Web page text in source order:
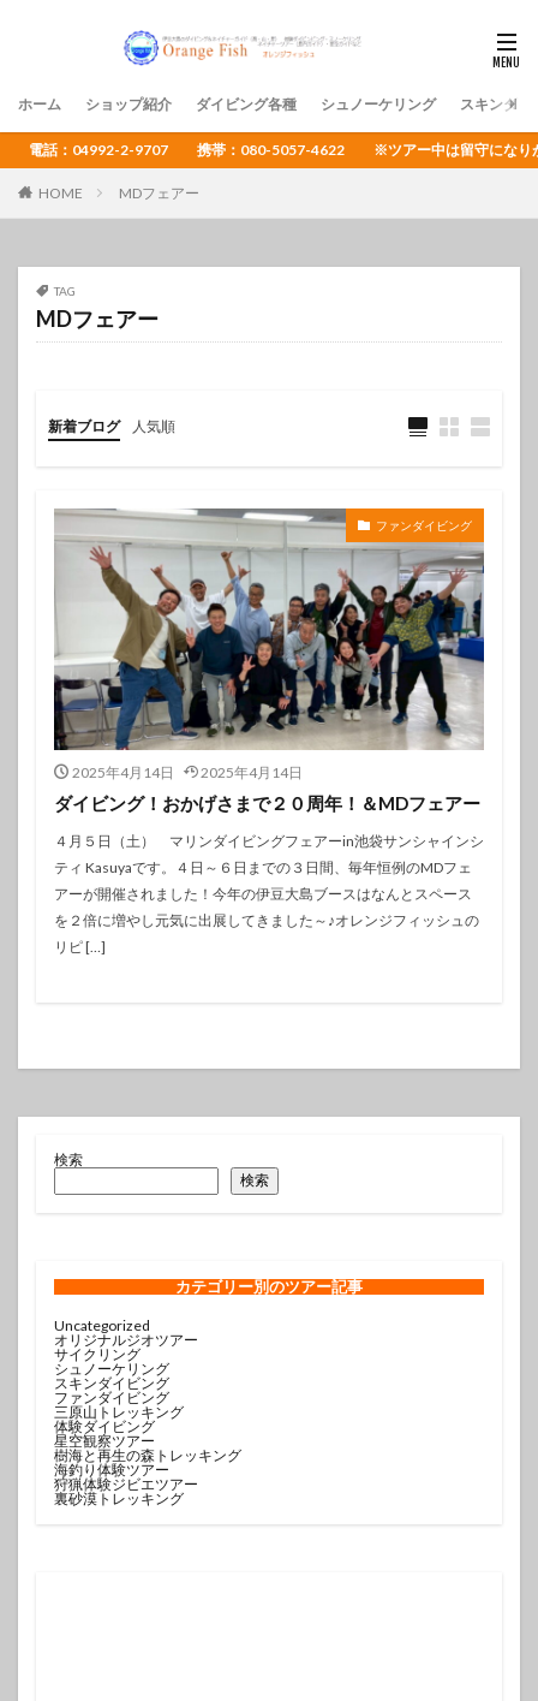
ホーム ショップ紹介 ダイビング各種 シュノーケリング スキンダイ
電話：04992-2-9707 携帯：080-5057-4622 ※ツアー中は留守になりがち
HOME MDフェアー
TAG
MDフェアー
新着ブログ 人気順
ファンダイビング
2025年4月14日 2025年4月14日
ダイビング！おかげさまで２０周年！＆MDフェアー
４月５日（土） マリンダイビングフェアーin池袋サンシャインシ
ティ Kasuyaです。４日～６日までの３日間、毎年恒例のMDフェ
アーが開催されました！今年の伊豆大島ブースはなんとスペース
を２倍に増やし元気に出展してきました～♪オレンジフィッシュの
リピ […]
検索
検索
カテゴリー別のツアー記事
Uncategorized
オリジナルジオツアー
サイクリング
シュノーケリング
スキンダイビング
ファンダイビング
三原山トレッキング
体験ダイビング
星空観察ツアー
樹海と再生の森トレッキング
海釣り体験ツアー
狩猟体験ジビエツアー
裏砂漠トレッキング